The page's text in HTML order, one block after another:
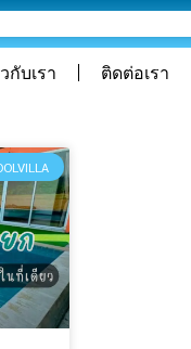
กับเรา ติดต่อเรา